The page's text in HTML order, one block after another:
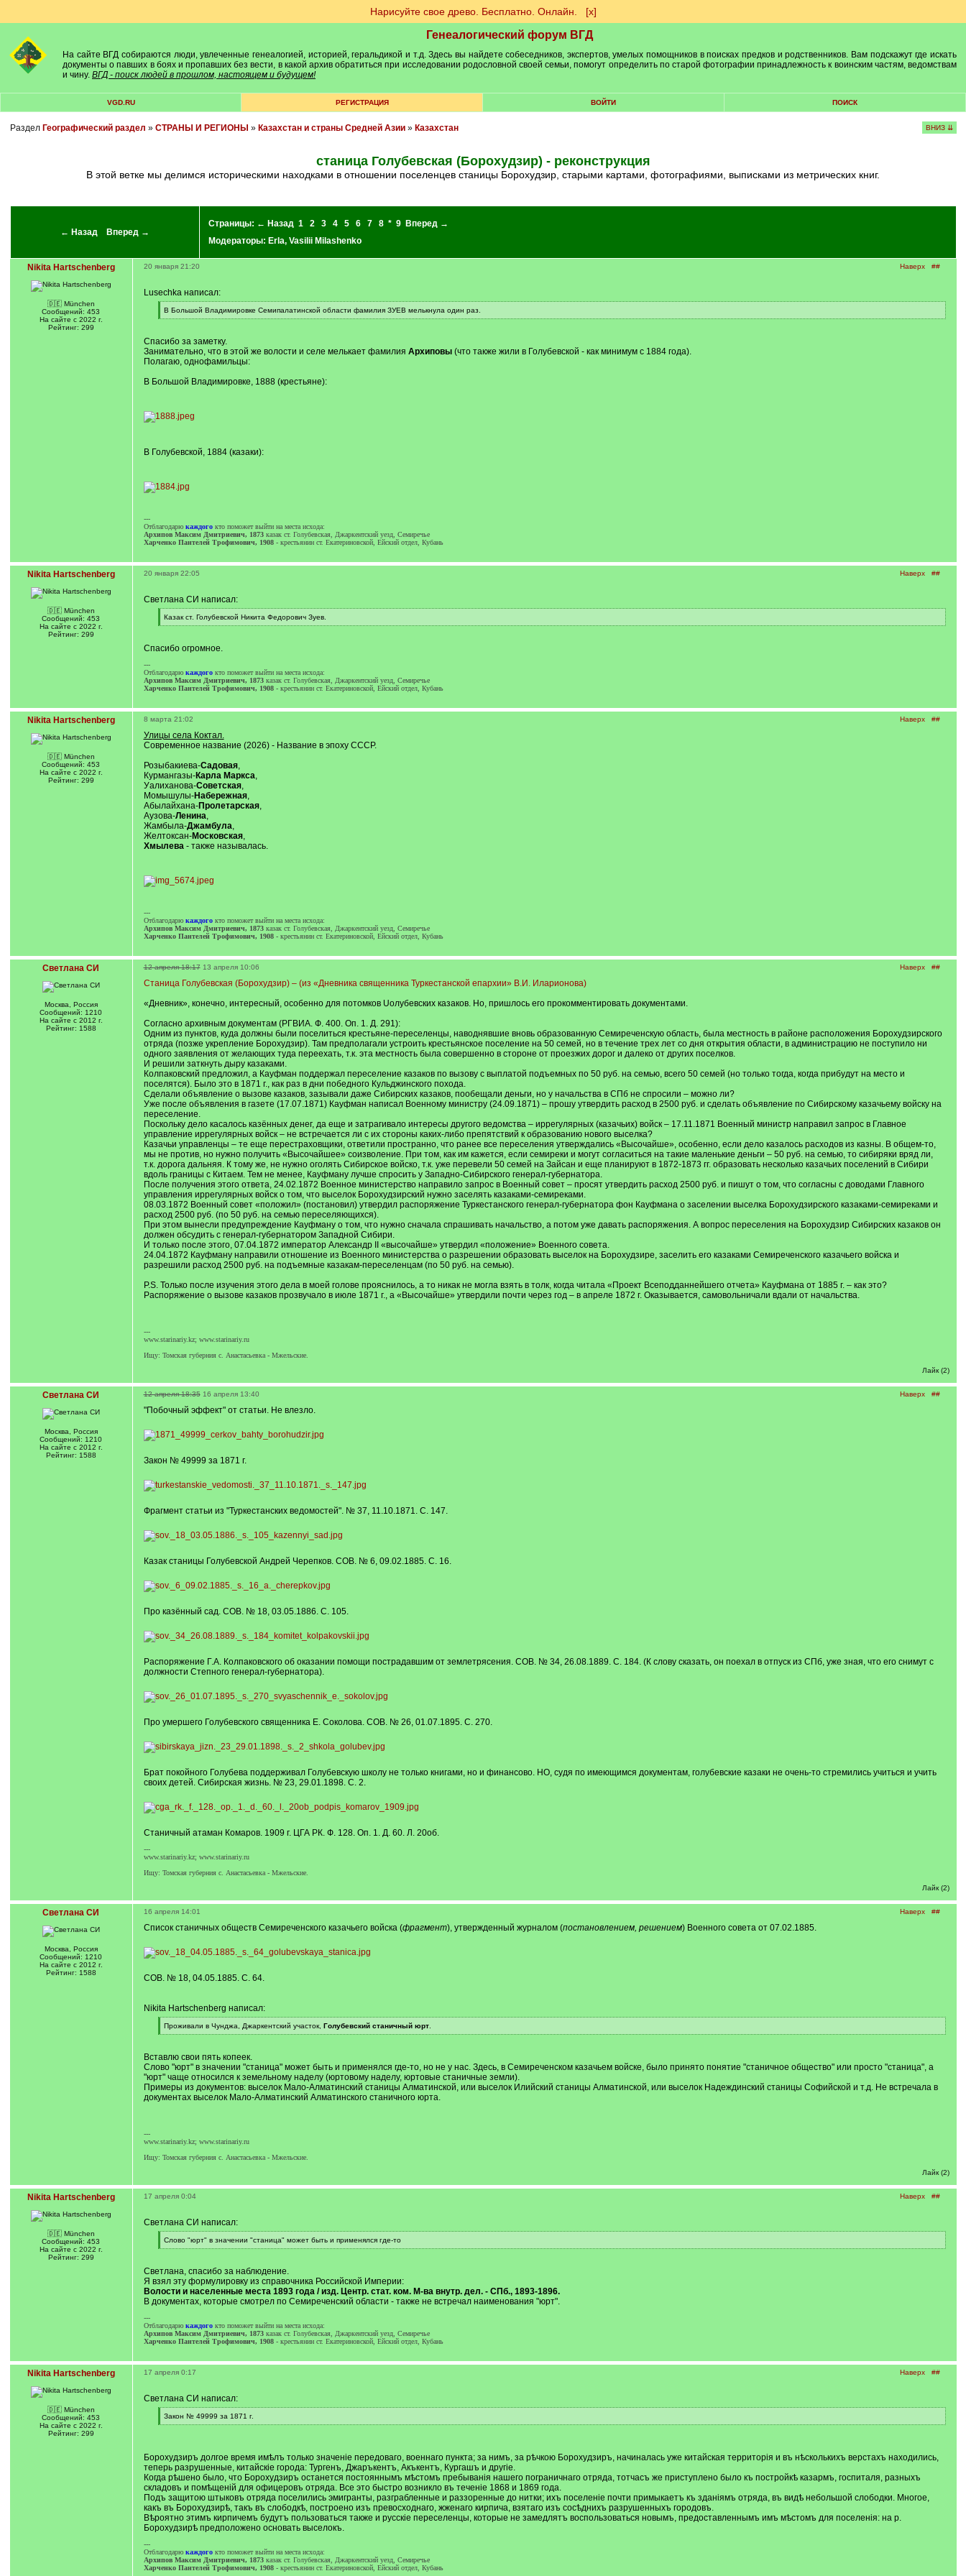
Нарисуйте свое древо. Бесплатно. Онлайн. [х]
Генеалогический форум ВГД
На сайте ВГД собираются люди, увлеченные генеалогией, историей, геральдикой и т.д. Здесь вы найдете собеседников, экспертов, умелых помощников в поисках предков и родственников. Вам подскажут где искать
документы о павших в боях и пропавших без вести, в какой архив обратиться при исследовании родословной своей семьи, помогут определить по старой фотографии принадлежность к воинским частям, ведомствам
и чину. ВГД - поиск людей в прошлом, настоящем и будущем!
VGD.RU РЕГИСТРАЦИЯ ВОЙТИ ПОИСК
Раздел Географический раздел » СТРАНЫ И РЕГИОНЫ » Казахстан и страны Средней Азии» Казахстан ВНИЗ ⇊
станица Голубевская (Борохудзир) - реконструкция
В этой ветке мы делимся историческими находками в отношении поселенцев станицы Борохудзир, старыми картами, фотографиями, выписками из метрических книг.
← Назад Вперед →
Страницы: ← Назад 1 2 3 4 5 6 7 8 * 9
Вперед →
Модераторы: Erla, Vasilii Milashenko
Nikita Hartschenberg
🇩🇪 München
Сообщений: 453
На сайте с 2022 г.
Рейтинг: 299
Наверх ##
20 января 21:20
Lusechka написал:
[
q
В Большой Владимировке Семипалатинской области фамилия ЗУЕВ мелькнула один раз.
[
]
Спасибо за заметку.
Занимательно, что в этой же волости и селе мелькает фамилия Архиповы(что также жили в Голубевской - как минимум с 1884 года).
Полагаю, однофамильцы:
В Большой Владимировке, 1888 (крестьяне):
В Голубевской, 1884 (казаки):
---
Отблагодарю каждогокто поможет выйти на места исхода:
Архипов Максим Дмитриевич, 1873казак cт. Голубевская, Джаркентский уезд, Семиречье
Харченко Пантелей Трофимович, 1908- крестьянин ст. Екатериновской, Ейский отдел, Кубань
Nikita Hartschenberg
🇩🇪 München
Сообщений: 453
На сайте с 2022 г.
Рейтинг: 299
Наверх ##
20 января 22:05
Светлана СИ написал:
[
q
Казак ст. Голубевской Никита Федорович Зуев.
[
]
Спасибо огромное.
---
Отблагодарю каждогокто поможет выйти на места исхода:
Архипов Максим Дмитриевич, 1873казак cт. Голубевская, Джаркентский уезд, Семиречье
Харченко Пантелей Трофимович, 1908- крестьянин ст. Екатериновской, Ейский отдел, Кубань
Nikita Hartschenberg
🇩🇪 München
Сообщений: 453
На сайте с 2022 г.
Рейтинг: 299
Наверх ##
8 марта 21:02
Улицы села Коктал.
Современное название (2026) - Название в эпоху СССР.
Розыбакиева-Садовая,
Курмангазы-Карла Маркса,
Уалиханова-Советская,
Момышулы-Набережная,
Абылайхана-Пролетарская,
Аузова-Ленина,
Жамбыла-Джамбула,
Желтоксан-Московская,
Хмылева- также называлась.
---
Отблагодарю каждогокто поможет выйти на места исхода:
Архипов Максим Дмитриевич, 1873казак cт. Голубевская, Джаркентский уезд, Семиречье
Харченко Пантелей Трофимович, 1908- крестьянин ст. Екатериновской, Ейский отдел, Кубань
Светлана СИ
Москва, Россия
Сообщений: 1210
На сайте с 2012 г.
Рейтинг: 1588
Наверх ##
12 апреля 18:17 13 апреля 10:06
Cтаница Голубевская (Борохудзир) – (из «Дневника священника Туркестанской епархии» В.И. Иларионова)
«Дневник», конечно, интересный, особенно для потомков Uолубевских казаков. Но, пришлось его прокомментировать документами.
Согласно архивным документам (РГВИА. Ф. 400. Оп. 1. Д. 291):
Одним из пунктов, куда должны были поселиться крестьяне-переселенцы, наводнявшие вновь образованную Семиреченскую область, была местность в районе расположения Борохудзирского
отряда (позже укрепление Борохудзир). Там предполагали устроить крестьянское поселение на 50 семей, но в течение трех лет со дня открытия области, в администрацию не поступило ни
одного заявления от желающих туда переехать, т.к. эта местность была совершенно в стороне от проезжих дорог и далеко от других поселков.
И решили заткнуть дыру казаками.
Колпаковский предложил, а Кауфман поддержал переселение казаков по вызову с выплатой подъемных по 50 руб. на семью, всего 50 семей (но только тогда, когда прибудут на место и
поселятся). Было это в 1871 г., как раз в дни победного Кульджинского похода.
Сделали объявление о вызове казаков, зазывали даже Сибирских казаков, пообещали деньги, но у начальства в СПб не спросили – можно ли?
Уже после объявления в газете (17.07.1871) Кауфман написал Военному министру (24.09.1871) – прошу утвердить расход в 2500 руб. и сделать объявление по Сибирскому казачьему войску на
переселение.
Поскольку дело касалось казённых денег, да еще и затрагивало интересы другого ведомства – иррегулярных (казачьих) войск – 17.11.1871 Военный министр направил запрос в Главное
управление иррегулярных войск – не встречается ли с их стороны каких-либо препятствий к образованию нового выселка?
Казачьи управленцы – те еще перестраховщики, ответили пространно, что ранее все переселения утверждались «Высочайше», особенно, если дело казалось расходов из казны. В общем-то,
мы не против, но нужно получить «Высочайшее» соизволение. При том, как им кажется, если семиреки и могут согласиться на такие маленькие деньги – 50 руб. на семью, то сибиряки вряд ли,
т.к. дорога дальняя. К тому же, не нужно оголять Сибирское войско, т.к. уже перевели 50 семей на Зайсан и еще планируют в 1872-1873 гг. образовать несколько казачьих поселений в Сибири
вдоль границы с Китаем. Тем не менее, Кауфману лучше спросить у Западно-Сибирского генерал-губернатора.
После получения этого ответа, 24.02.1872 Военное министерство направило запрос в Военный совет – просят утвердить расход 2500 руб. и пишут о том, что согласны с доводами Главного
управления иррегулярных войск о том, что выселок Борохудзирский нужно заселять казаками-семиреками.
08.03.1872 Военный совет «положил» (постановил) утвердил распоряжение Туркестанского генерал-губернатора фон Кауфмана о заселении выселка Борохудзирского казаками-семиреками и
расход 2500 руб. (по 50 руб. на семью переселяющихся).
При этом вынесли предупреждение Кауфману о том, что нужно сначала спрашивать начальство, а потом уже давать распоряжения. А вопрос переселения на Борохудзир Сибирских казаков он
должен обсудить с генерал-губернатором Западной Сибири.
И только после этого, 07.04.1872 император Александр II «высочайше» утвердил «положение» Военного совета.
24.04.1872 Кауфману направили отношение из Военного министерства о разрешении образовать выселок на Борохудзире, заселить его казаками Семиреченского казачьего войска и
разрешили расход 2500 руб. на подъемные казакам-переселенцам (по 50 руб. на семью).
P.S. Только после изучения этого дела в моей голове прояснилось, а то никак не могла взять в толк, когда читала «Проект Всеподданнейшего отчета» Кауфмана от 1885 г. – как это?
Распоряжение о вызове казаков прозвучало в июле 1871 г., а «Высочайше» утвердили почти через год – в апреле 1872 г. Оказывается, самовольничали вдали от начальства.
---
www.starinariy.kz; www.starinariy.ru
Ищу: Томская губерния с. Анастасьевка - Мжельские.
Лайк (2)
Светлана СИ
Москва, Россия
Сообщений: 1210
На сайте с 2012 г.
Рейтинг: 1588
Наверх ##
12 апреля 18:35 16 апреля 13:40
"Побочный эффект" от статьи. Не влезло.
Закон № 49999 за 1871 г.
Фрагмент статьи из "Туркестанских ведомостей". № 37, 11.10.1871. С. 147.
Казак станицы Голубевской Андрей Черепков. СОВ. № 6, 09.02.1885. С. 16.
Про казённый сад. СОВ. № 18, 03.05.1886. С. 105.
Распоряжение Г.А. Колпаковского об оказании помощи пострадавшим от землетрясения. СОВ. № 34, 26.08.1889. С. 184. (К слову сказать, он поехал в отпуск из СПб, уже зная, что его снимут с
должности Степного генерал-губернатора).
Про умершего Голубевского священника Е. Соколова. СОВ. № 26, 01.07.1895. С. 270.
Брат покойного Голубева поддерживал Голубевскую школу не только книгами, но и финансово. НО, судя по имеющимся документам, голубевские казаки не очень-то стремились учиться и учить
своих детей. Сибирская жизнь. № 23, 29.01.1898. С. 2.
Станичный атаман Комаров. 1909 г. ЦГА РК. Ф. 128. Оп. 1. Д. 60. Л. 20об.
---
www.starinariy.kz; www.starinariy.ru
Ищу: Томская губерния с. Анастасьевка - Мжельские.
Лайк (2)
Светлана СИ
Москва, Россия
Сообщений: 1210
На сайте с 2012 г.
Рейтинг: 1588
Наверх ##
16 апреля 14:01
Список станичных обществ Семиреченского казачьего войска (фрагмент), утвержденный журналом (постановлением, решением) Военного совета от 07.02.1885.
СОВ. № 18, 04.05.1885. С. 64.
Nikita Hartschenberg написал:
[
q
Проживали в Чунджа, Джаркентский участок, Голубевский станичный юрт.
[
]
Вставлю свои пять копеек.
Слово "юрт" в значении "станица" может быть и применялся где-то, но не у нас. Здесь, в Семиреченском казачьем войске, было принято понятие "станичное общество" или просто "станица", а
"юрт" чаще относился к земельному наделу (юртовому наделу, юртовые станичные земли).
Примеры из документов: выселок Мало-Алматинский станицы Алматинской, или выселок Илийский станицы Алматинской, или выселок Надеждинский станицы Софийской и т.д. Не встречала в
документах выселок Мало-Алматинский Алматинского станичного юрта.
---
www.starinariy.kz; www.starinariy.ru
Ищу: Томская губерния с. Анастасьевка - Мжельские.
Лайк (2)
Nikita Hartschenberg
🇩🇪 München
Сообщений: 453
На сайте с 2022 г.
Рейтинг: 299
Наверх ##
17 апреля 0:04
Светлана СИ написал:
[
q
Слово "юрт" в значении "станица" может быть и применялся где-то
[
]
Светлана, спасибо за наблюдение.
Я взял эту формулировку из справочника Российской Империи:
Волости и населенные места 1893 года / изд. Центр. стат. ком. М-ва внутр. дел. - СПб., 1893-1896.
В документах, которые смотрел по Семиреченский области - также не встречал наименования "юрт".
---
Отблагодарю каждогокто поможет выйти на места исхода:
Архипов Максим Дмитриевич, 1873казак cт. Голубевская, Джаркентский уезд, Семиречье
Харченко Пантелей Трофимович, 1908- крестьянин ст. Екатериновской, Ейский отдел, Кубань
Nikita Hartschenberg
🇩🇪 München
Сообщений: 453
На сайте с 2022 г.
Рейтинг: 299
Наверх ##
17 апреля 0:17
Светлана СИ написал:
[
q
Закон № 49999 за 1871 г.
[
Борохудзиръ долгое время имѣлъ только значеніе передоваго, военнаго пункта; за нимъ, за рѣчкою Борохудзиръ, начиналась уже китайская территорія и въ нѣсколькихъ верстахъ находились,
теперь разрушенные, китайскіе города: Тургенъ, Джаръкентъ, Акъкентъ, Кургашъ и другіе.
Когда рѣшено было, что Борохудзиръ останется постояннымъ мѣстомъ пребыванія нашего пограничнаго отряда, тотчасъ же приступлено было къ постройкѣ казармъ, госпиталя, разныхъ
складовъ и помѣщеній для офицеровъ отряда. Все это быстро возникло въ теченіе 1868 и 1869 года.
Подъ защитою штыковъ отряда поселились эмигранты, разграбленные и раззоренные до нитки; ихъ поселеніе почти примыкаетъ къ зданіямъ отряда, въ видѣ небольшой слободки. Многое,
какъ въ Борохудзирѣ, такъ въ слободкѣ, построено изъ превосходнаго, жженаго кирпича, взятаго изъ сосѣднихъ разрушенныхъ городовъ.
Вѣроятно этимъ кирпичемъ будутъ пользоваться также и русскіе переселенцы, которые не замедлятъ воспользоваться новымъ, предоставленнымъ имъ мѣстомъ для поселенія: на р.
Борохудзирѣ предположено основать выселокъ.
---
Отблагодарю каждогокто поможет выйти на места исхода:
Архипов Максим Дмитриевич, 1873казак cт. Голубевская, Джаркентский уезд, Семиречье
Харченко Пантелей Трофимович, 1908- крестьянин ст. Екатериновской, Ейский отдел, Кубань